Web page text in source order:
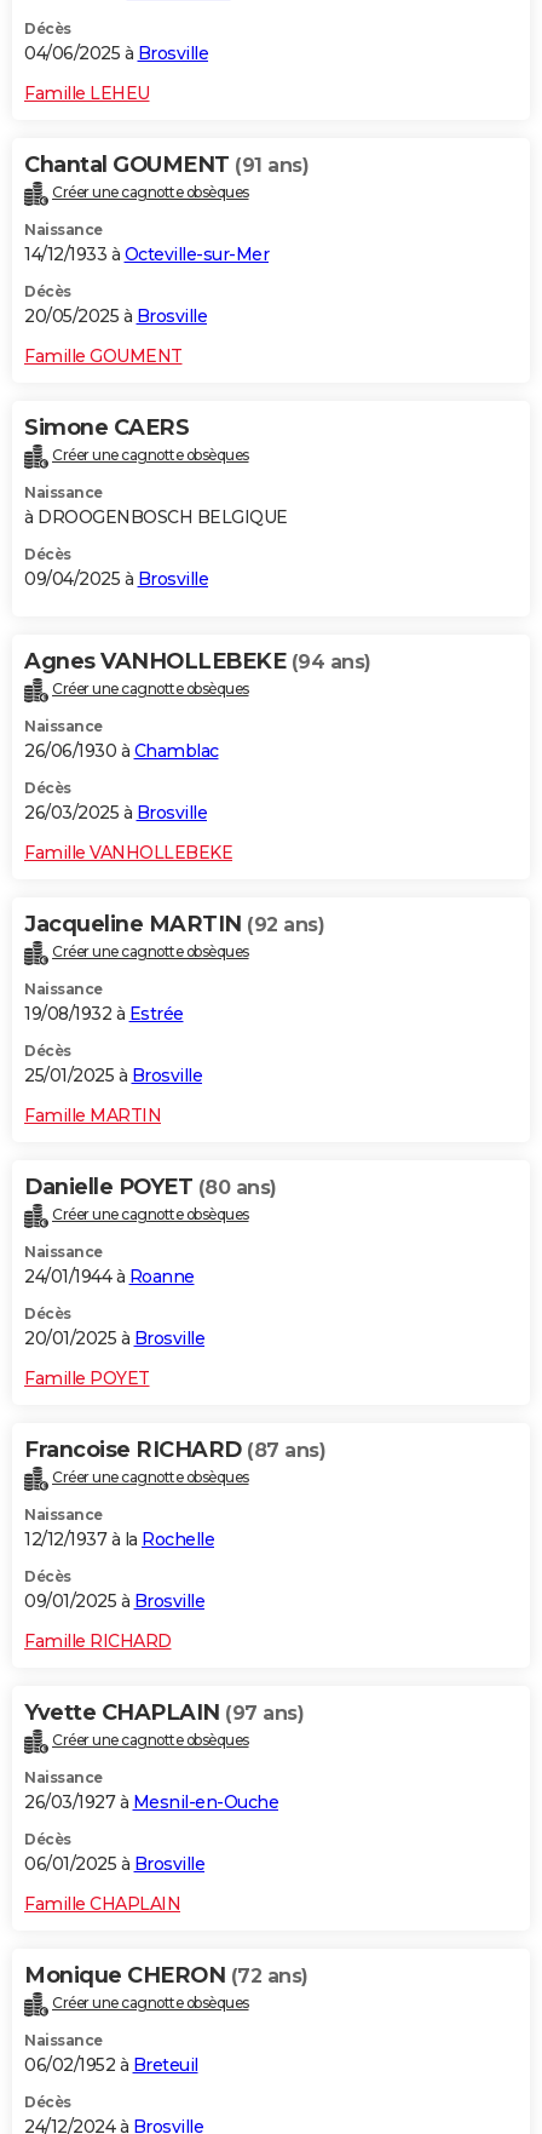
Décès
04/06/2025 à Brosville
Famille LEHEU
Chantal GOUMENT (91 ans)
Créer une cagnotte obsèques
Naissance
14/12/1933 à Octeville-sur-Mer
Décès
20/05/2025 à Brosville
Famille GOUMENT
Simone CAERS
Créer une cagnotte obsèques
Naissance
à DROOGENBOSCH BELGIQUE
Décès
09/04/2025 à Brosville
Agnes VANHOLLEBEKE (94 ans)
Créer une cagnotte obsèques
Naissance
26/06/1930 à Chamblac
Décès
26/03/2025 à Brosville
Famille VANHOLLEBEKE
Jacqueline MARTIN (92 ans)
Créer une cagnotte obsèques
Naissance
19/08/1932 à Estrée
Décès
25/01/2025 à Brosville
Famille MARTIN
Danielle POYET (80 ans)
Créer une cagnotte obsèques
Naissance
24/01/1944 à Roanne
Décès
20/01/2025 à Brosville
Famille POYET
Francoise RICHARD (87 ans)
Créer une cagnotte obsèques
Naissance
12/12/1937 à la Rochelle
Décès
09/01/2025 à Brosville
Famille RICHARD
Yvette CHAPLAIN (97 ans)
Créer une cagnotte obsèques
Naissance
26/03/1927 à Mesnil-en-Ouche
Décès
06/01/2025 à Brosville
Famille CHAPLAIN
Monique CHERON (72 ans)
Créer une cagnotte obsèques
Naissance
06/02/1952 à Breteuil
Décès
24/12/2024 à Brosville